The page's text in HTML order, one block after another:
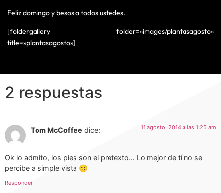
Feliz domingo y besos a todos ustedes.
[foldergallery folder=»images/plantasagosto»
title=»plantasagosto»]
2 respuestas
Tom McCoffee dice: 11 agosto, 2014 a las 1:25 am
Ok lo admito, los pies son el pretexto… Lo mejor de tí no se
percibe a simple vista 🙂
Responder